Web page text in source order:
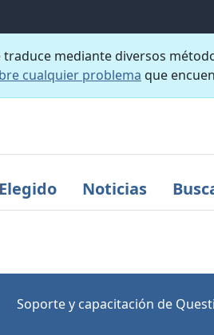
mediante diversos
cualquier problema que
Elegido Noticias
Soporte y capacitación de